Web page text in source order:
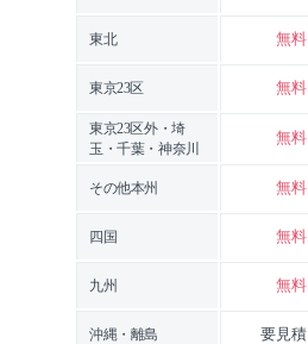
東北 無料
東京23区 無料
東京23区外・埼
玉・千葉・神奈川
無料
その他本州 無料
四国 無料
九州 無料
沖縄・離島 要見積